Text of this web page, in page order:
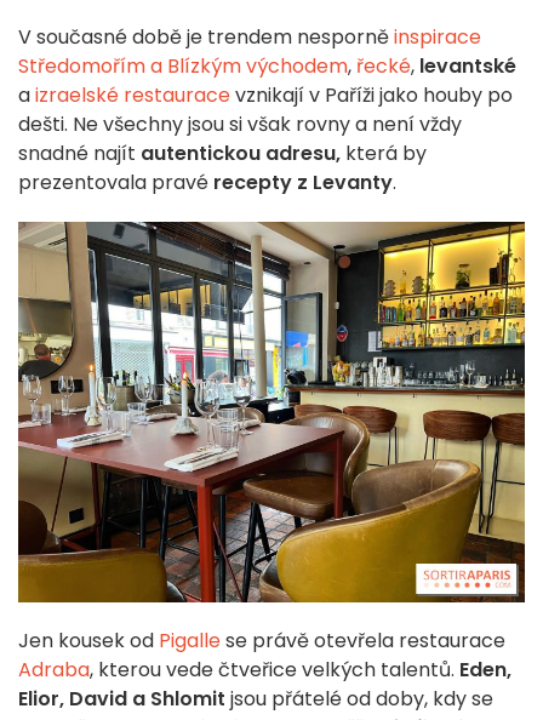
V současné době je trendem nesporněinspirace
Středomořím a Blízkým východem, řecké, levantské
aizraelské restauracevznikají v Paříži jako houby po
dešti. Ne všechny jsou si však rovny a není vždy
snadné najít autentickou adresu, která by
prezentovala pravé recepty z Levanty.
Jen kousek od Pigallese právě otevřela restaurace
Adraba, kterou vede čtveřice velkých talentů. Eden,
Elior, David a Shlomit jsou přátelé od doby, kdy se